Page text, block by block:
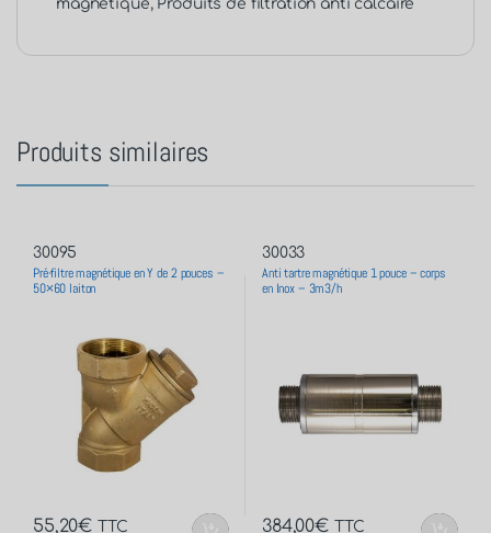
magnétique, Produits de filtration anti calcaire
Produits similaires
30095
Pré-filtre magnétique en Y de 2 pouces –
50×60 laiton
55,20€ TTC
30033
Anti tartre magnétique 1 pouce – corps
en Inox – 3m3/h
384,00€ TTC